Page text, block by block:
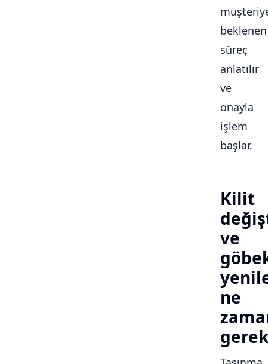
beklenen
süreç
anlatılır
ve
onayla
işlem
başlar.
Kilit
ve
ne